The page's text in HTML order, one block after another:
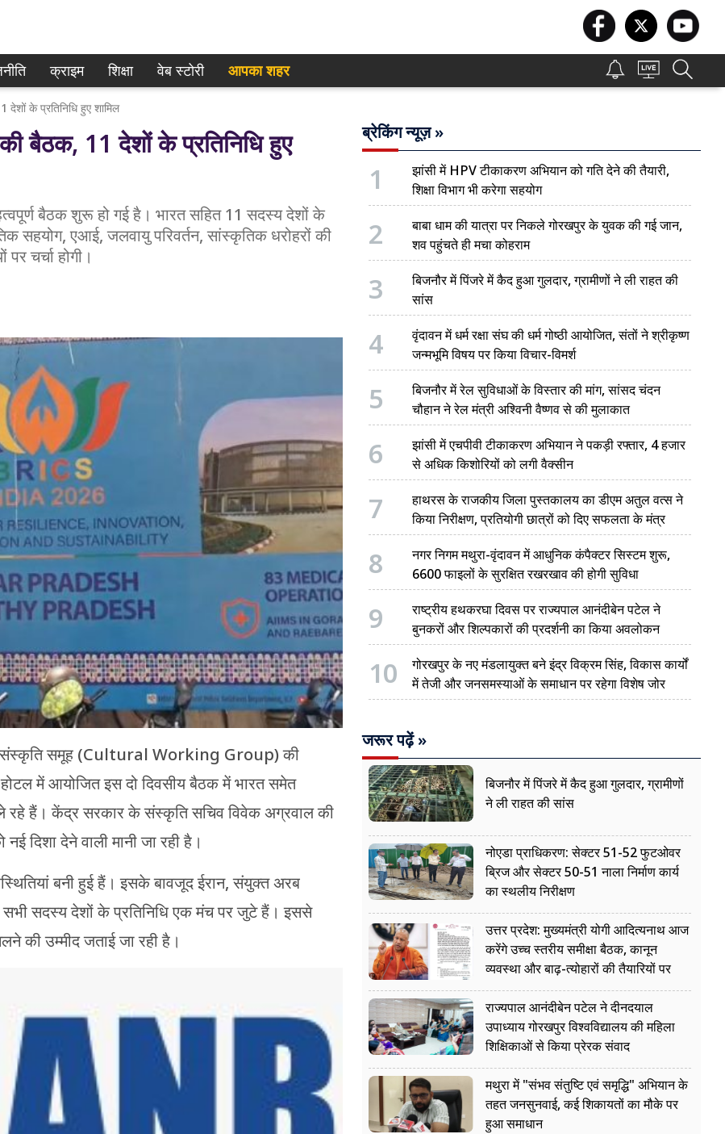
क्राइम शिक्षा वेब स्टोरी आपका शहर
के प्रतिनिधि हुए शामिल
बैठक, 11 देशों के प्रतिनिधि हुए
बैठक शुरू हो गई है। भारत सहित 11 सदस्य देशों के
सहयोग, एआई, जलवायु परिवर्तन, सांस्कृतिक धरोहरों की
चर्चा होगी।
संस्कृति समूह (Cultural Working Group) की
में आयोजित इस दो दिवसीय बैठक में भारत समेत
रहे हैं। केंद्र सरकार के संस्कृति सचिव विवेक अग्रवाल की
दिशा देने वाली मानी जा रही है।
बनी हुई हैं। इसके बावजूद ईरान, संयुक्त अरब
सभी सदस्य देशों के प्रतिनिधि एक मंच पर जुटे हैं। इससे
की उम्मीद जताई जा रही है।
ब्रेकिंग न्यूज़ »
1
झांसी में HPV टीकाकरण अभियान को गति देने की तैयारी,
शिक्षा विभाग भी करेगा सहयोग
2
बाबा धाम की यात्रा पर निकले गोरखपुर के युवक की गई जान,
शव पहुंचते ही मचा कोहराम
3
बिजनौर में पिंजरे में कैद हुआ गुलदार, ग्रामीणों ने ली राहत की
सांस
4
वृंदावन में धर्म रक्षा संघ की धर्म गोष्ठी आयोजित, संतों ने श्रीकृष्ण
जन्मभूमि विषय पर किया विचार-विमर्श
5
बिजनौर में रेल सुविधाओं के विस्तार की मांग, सांसद चंदन
चौहान ने रेल मंत्री अश्विनी वैष्णव से की मुलाकात
6
झांसी में एचपीवी टीकाकरण अभियान ने पकड़ी रफ्तार, 4 हजार
से अधिक किशोरियों को लगी वैक्सीन
7
हाथरस के राजकीय जिला पुस्तकालय का डीएम अतुल वत्स ने
किया निरीक्षण, प्रतियोगी छात्रों को दिए सफलता के मंत्र
8
नगर निगम मथुरा-वृंदावन में आधुनिक कंपैक्टर सिस्टम शुरू,
6600 फाइलों के सुरक्षित रखरखाव की होगी सुविधा
9
राष्ट्रीय हथकरघा दिवस पर राज्यपाल आनंदीबेन पटेल ने
बुनकरों और शिल्पकारों की प्रदर्शनी का किया अवलोकन
10
गोरखपुर के नए मंडलायुक्त बने इंद्र विक्रम सिंह, विकास कार्यों
में तेजी और जनसमस्याओं के समाधान पर रहेगा विशेष जोर
जरूर पढ़ें »
बिजनौर में पिंजरे में कैद हुआ गुलदार, ग्रामीणों
ने ली राहत की सांस
नोएडा प्राधिकरण: सेक्टर 51-52 फुटओवर
ब्रिज और सेक्टर 50-51 नाला निर्माण कार्य
का स्थलीय निरीक्षण
उत्तर प्रदेश: मुख्यमंत्री योगी आदित्यनाथ आज
करेंगे उच्च स्तरीय समीक्षा बैठक, कानून
व्यवस्था और बाढ़-त्योहारों की तैयारियों पर
नजर
राज्यपाल आनंदीबेन पटेल ने दीनदयाल
उपाध्याय गोरखपुर विश्वविद्यालय की महिला
शिक्षिकाओं से किया प्रेरक संवाद
मथुरा में "संभव संतुष्टि एवं समृद्धि" अभियान के
तहत जनसुनवाई, कई शिकायतों का मौके पर
हुआ समाधान